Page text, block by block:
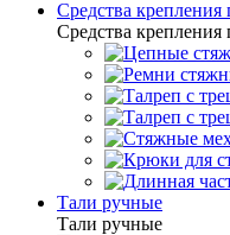
Средства крепления
Средства крепления
Тали ручные
Тали ручные